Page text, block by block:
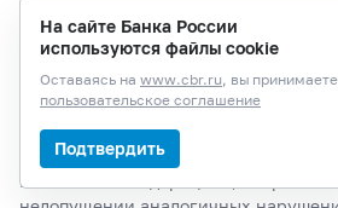
Банком России по факту
Акчуриным Шамилем Булатовичем
предусмотренного частью 2 статьи
закона от 27.07.2010 № 224-ФЗ «О
неправомерному использованию
информации и манипулированию
изменений в отдельные
Российской Федерации»,
На сайте Банка России
используются файлы cookie
Оставаясь на www.cbr.ru, вы принимаете
пользовательское соглашение
Подтвердить